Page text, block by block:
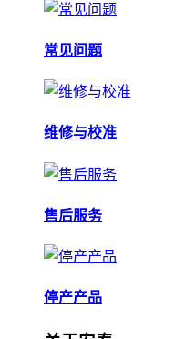
常见问题
维修与校准
售后服务
停产产品